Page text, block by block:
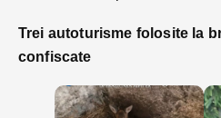
Trei autoturisme folosite la
confiscate